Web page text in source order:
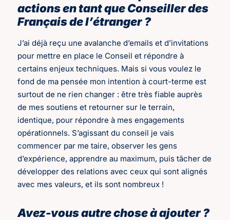
actions en tant que Conseiller des
Français de l’étranger ?
J’ai déjà reçu une avalanche d’emails et d’invitations
pour mettre en place le Conseil et répondre à
certains enjeux techniques. Mais si vous voulez le
fond de ma pensée mon intention à court-terme est
surtout de ne rien changer : être très fiable auprès
de mes soutiens et retourner sur le terrain,
identique, pour répondre à mes engagements
opérationnels. S’agissant du conseil je vais
commencer par me taire, observer les gens
d’expérience, apprendre au maximum, puis tâcher de
développer des relations avec ceux qui sont alignés
avec mes valeurs, et ils sont nombreux !
Avez-vous autre chose à ajouter ?